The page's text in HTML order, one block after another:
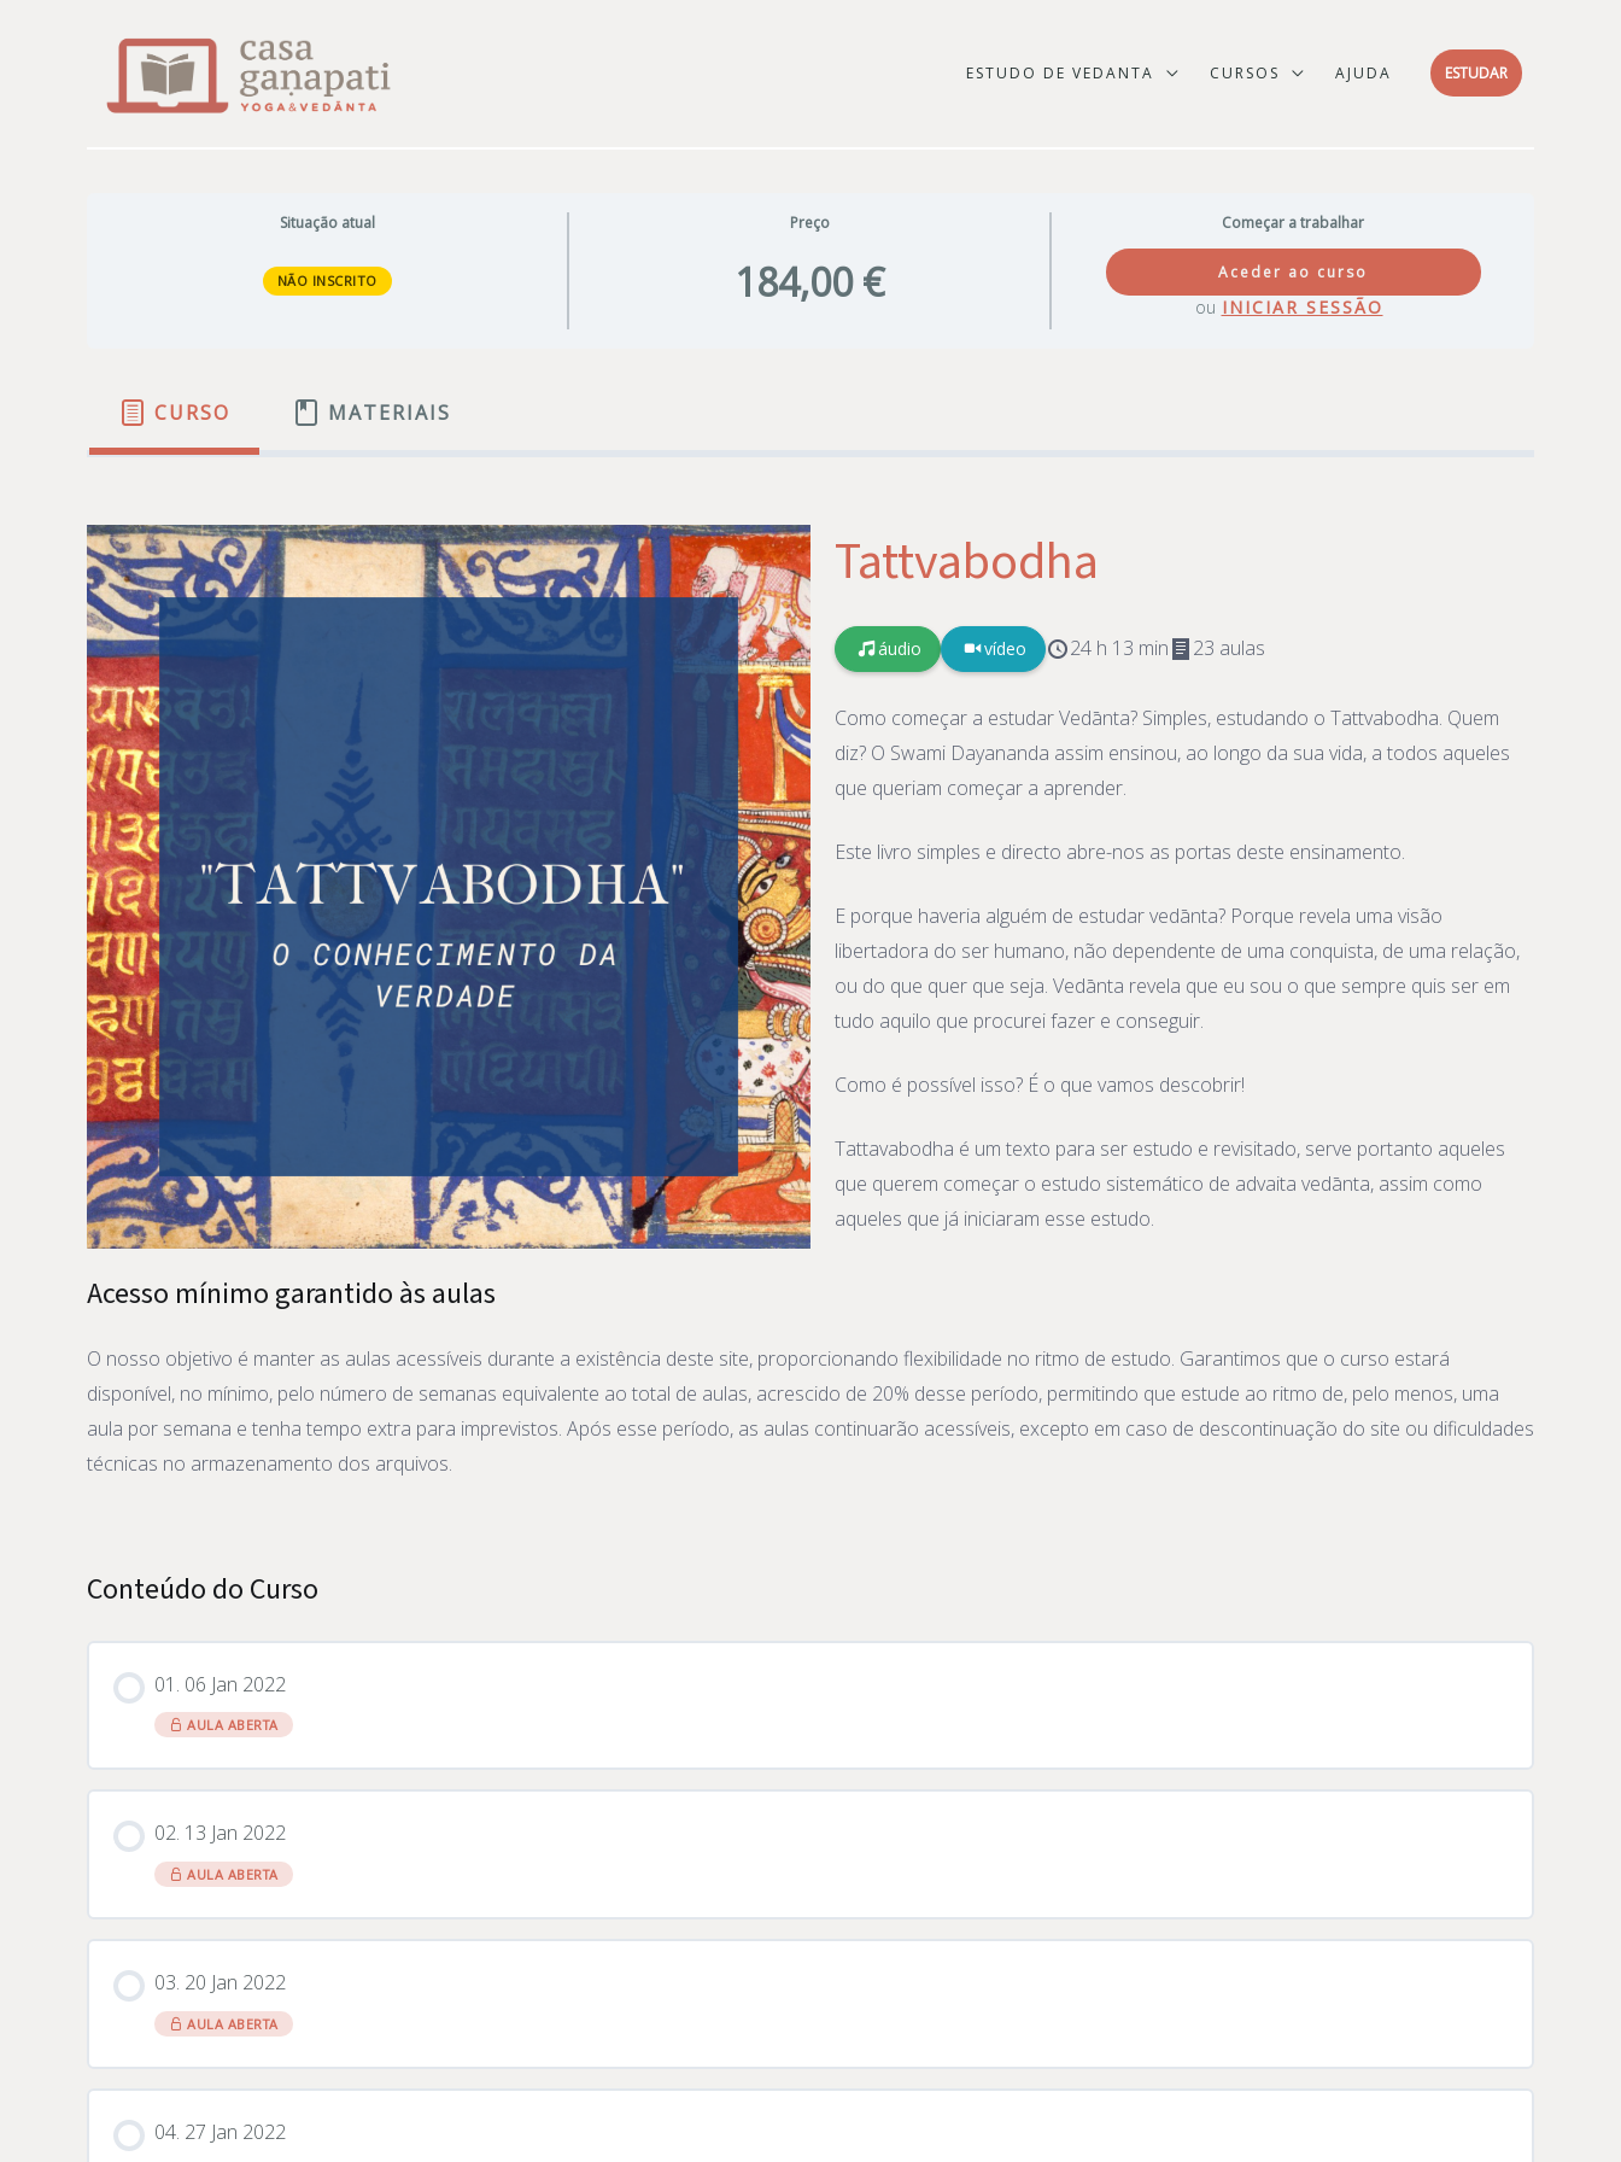
ESTUDO DE VEDANTA CURSOS AJUDA ESTUDAR
Situação atual
NÃO INSCRITO
Preço
184,00 €
Começar a trabalhar
Aceder ao curso
ou INICIAR SESSÃO
CURSO MATERIAIS
Tattvabodha
áudio vídeo 24 h 13 min 23 aulas
Como começar a estudar Vedānta? Simples, estudando o Tattvabodha. Quem
diz? O Swami Dayananda assim ensinou, ao longo da sua vida, a todos aqueles
que queriam começar a aprender.
Este livro simples e directo abre-nos as portas deste ensinamento.
E porque haveria alguém de estudar vedānta? Porque revela uma visão
libertadora do ser humano, não dependente de uma conquista, de uma relação,
ou do que quer que seja. Vedānta revela que eu sou o que sempre quis ser em
tudo aquilo que procurei fazer e conseguir.
Como é possível isso? É o que vamos descobrir!
Tattavabodha é um texto para ser estudo e revisitado, serve portanto aqueles
que querem começar o estudo sistemático de advaita vedānta, assim como
aqueles que já iniciaram esse estudo.
Acesso mínimo garantido às aulas
O nosso objetivo é manter as aulas acessíveis durante a existência deste site, proporcionando flexibilidade no ritmo de estudo. Garantimos que o curso estará
disponível, no mínimo, pelo número de semanas equivalente ao total de aulas, acrescido de 20% desse período, permitindo que estude ao ritmo de, pelo menos, uma
aula por semana e tenha tempo extra para imprevistos. Após esse período, as aulas continuarão acessíveis, excepto em caso de descontinuação do site ou dificuldades
técnicas no armazenamento dos arquivos.
Conteúdo do Curso
01. 06 Jan 2022
AULA ABERTA
02. 13 Jan 2022
AULA ABERTA
03. 20 Jan 2022
AULA ABERTA
04. 27 Jan 2022